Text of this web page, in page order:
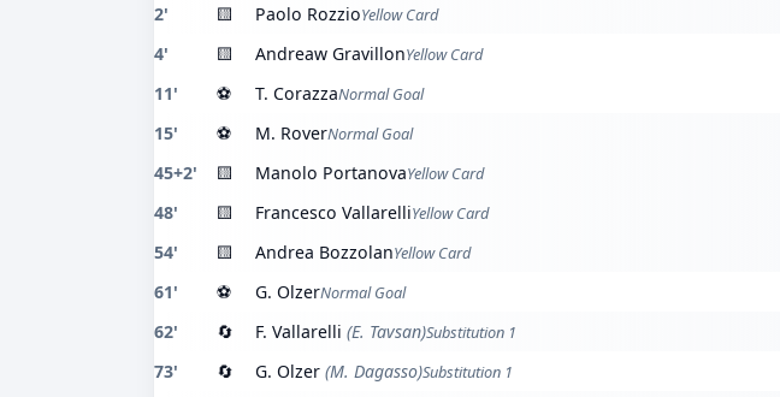
2' 🟨 Paolo RozzioYellow Card
4' 🟨 Andreaw GravillonYellow Card
11' ⚽ T. CorazzaNormal Goal
15' ⚽ M. RoverNormal Goal
45+2' 🟨 Manolo PortanovaYellow Card
48' 🟨 Francesco VallarelliYellow Card
54' 🟨 Andrea BozzolanYellow Card
61' ⚽ G. OlzerNormal Goal
62' 🔄 F. Vallarelli (E. Tavsan)Substitution 1
73' 🔄 G. Olzer (M. Dagasso)Substitution 1